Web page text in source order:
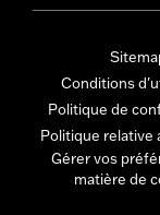
Conditions
Politique de
Politique relative
Gérer vos
matière de